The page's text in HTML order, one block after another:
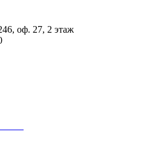
оф. 27, 2 этаж